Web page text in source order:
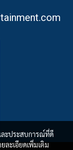
ละประสบการณ์ที่ดี
ละเอียดเพิ่มเติม